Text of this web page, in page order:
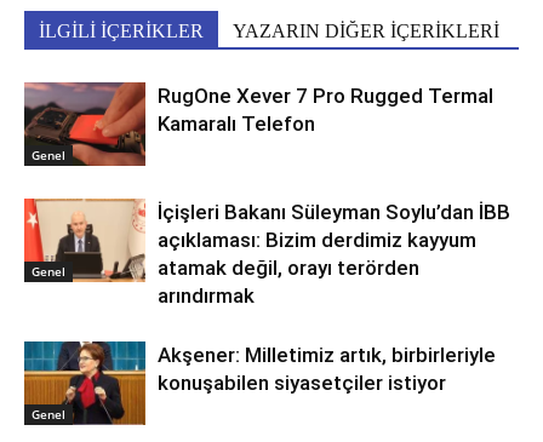
İLGİLİ İÇERİKLER YAZARIN DİĞER İÇERİKLERİ
Genel
RugOne Xever 7 Pro Rugged Termal
Kamaralı Telefon
Genel
İçişleri Bakanı Süleyman Soylu’dan İBB
açıklaması: Bizim derdimiz kayyum
atamak değil, orayı terörden
arındırmak
Genel
Akşener: Milletimiz artık, birbirleriyle
konuşabilen siyasetçiler istiyor